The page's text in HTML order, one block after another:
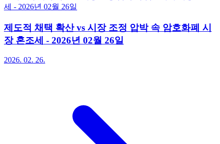
제도적 채택 확산 vs 시장 조정 압박 속 암호화폐 시
장 혼조세 - 2026년 02월 26일
2026. 02. 26.